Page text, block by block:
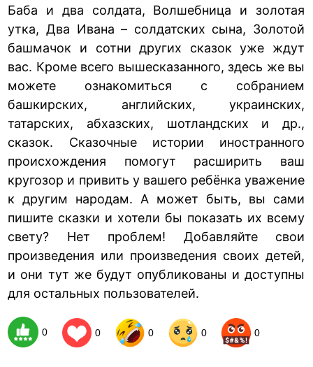
Баба и два солдата, Волшебница и золотая
утка, Два Ивана – солдатских сына, Золотой
башмачок и сотни других сказок уже ждут
вас. Кроме всего вышесказанного, здесь же вы
можете ознакомиться с собранием
башкирских, английских, украинских,
татарских, абхазских, шотландских и др.,
сказок. Сказочные истории иностранного
происхождения помогут расширить ваш
кругозор и привить у вашего ребёнка уважение
к другим народам. А может быть, вы сами
пишите сказки и хотели бы показать их всему
свету? Нет проблем! Добавляйте свои
произведения или произведения своих детей,
и они тут же будут опубликованы и доступны
для остальных пользователей.
0 0 0 0 0